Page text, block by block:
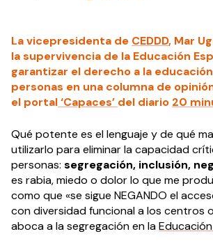
La vicepresidenta de CEDDD, Mar
la supervivencia de la Educación
garantizar el derecho a la
personas en una columna de
el portal‘Capaces’ del diario 20
Qué potente es el lenguaje y de qué
utilizarlo para eliminar la capacidad
personas: segregación, inclusión,
es rabia, miedo o dolor lo que me
como que «se sigue NEGANDO el
con diversidad funcional a los centros
aboca a la segregación en la